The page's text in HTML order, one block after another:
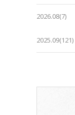
2026.08(7)
2025.09(121)